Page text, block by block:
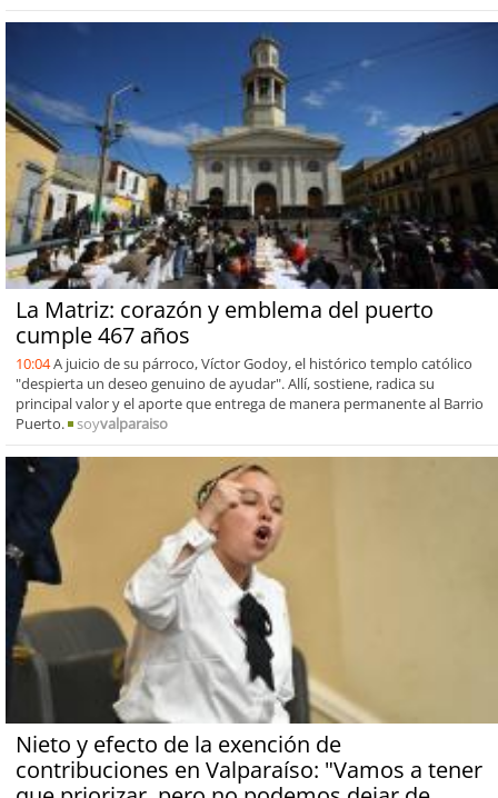
La Matriz: corazón y emblema del puerto
cumple 467 años
10:04A juicio de su párroco, Víctor Godoy, el histórico templo católico
"despierta un deseo genuino de ayudar". Allí, sostiene, radica su
principal valor y el aporte que entrega de manera permanente al Barrio
Puerto.
soyvalparaiso
Nieto y efecto de la exención de
contribuciones en Valparaíso: "Vamos a tener